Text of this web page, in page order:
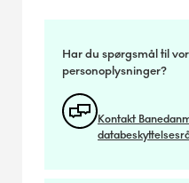
Har du spørgsmål til
personoplysninger?
Kontakt